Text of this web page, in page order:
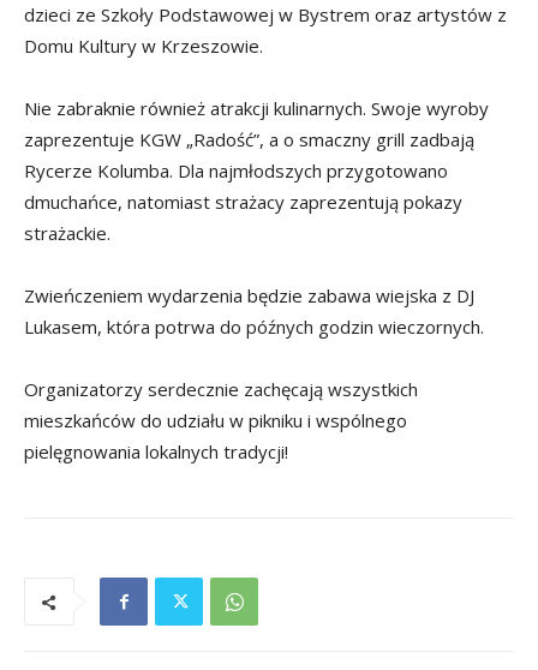
dzieci ze Szkoły Podstawowej w Bystrem oraz artystów z
Domu Kultury w Krzeszowie.
Nie zabraknie również atrakcji kulinarnych. Swoje wyroby
zaprezentuje KGW „Radość”, a o smaczny grill zadbają
Rycerze Kolumba. Dla najmłodszych przygotowano
dmuchańce, natomiast strażacy zaprezentują pokazy
strażackie.
Zwieńczeniem wydarzenia będzie zabawa wiejska z DJ
Lukasem, która potrwa do późnych godzin wieczornych.
Organizatorzy serdecznie zachęcają wszystkich
mieszkańców do udziału w pikniku i wspólnego
pielęgnowania lokalnych tradycji!